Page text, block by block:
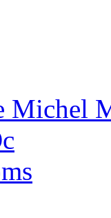
Michel